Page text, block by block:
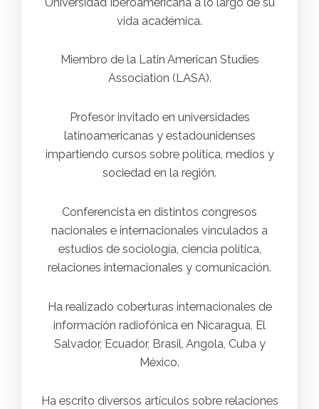
vida académica.
Miembro de la Latin American Studies
Association (LASA).
Profesor invitado en universidades
latinoamericanas y estadounidenses
impartiendo cursos sobre política, medios y
sociedad en la región.
Conferencista en distintos congresos
nacionales e internacionales vinculados a
estudios de sociología, ciencia política,
relaciones internacionales y comunicación.
Ha realizado coberturas internacionales de
información radiofónica en Nicaragua, El
Salvador, Ecuador, Brasil, Angola, Cuba y
México.
Ha escrito diversos artículos sobre relaciones